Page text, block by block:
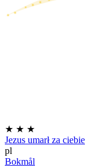
★ ★ ★
Jezus umarł za ciebie
pl
Bokmål